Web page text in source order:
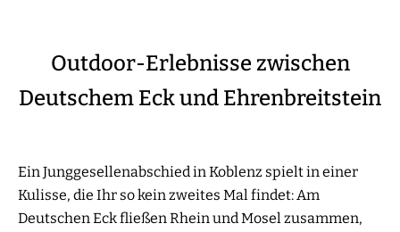
Outdoor-Erlebnisse zwischen
Deutschem Eck und Ehrenbreitstein
Ein Junggesellenabschied in Koblenz spielt in einer
Kulisse, die Ihr so kein zweites Mal findet: Am
Deutschen Eck fließen Rhein und Mosel zusammen,